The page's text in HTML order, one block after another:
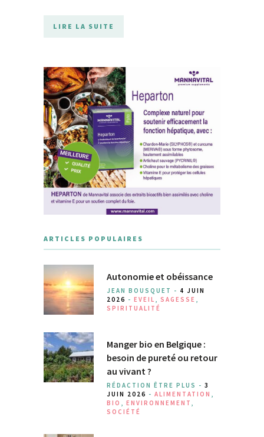
LIRE LA SUITE
ARTICLES POPULAIRES
Autonomie et obéissance
JEAN BOUSQUET - 4 JUIN
2026 - EVEIL , SAGESSE ,
SPIRITUALITÉ
Manger bio en Belgique :
besoin de pureté ou retour
au vivant ?
RÉDACTION ÊTRE PLUS - 3
JUIN 2026 - ALIMENTATION ,
BIO , ENVIRONNEMENT ,
SOCIÉTÉ